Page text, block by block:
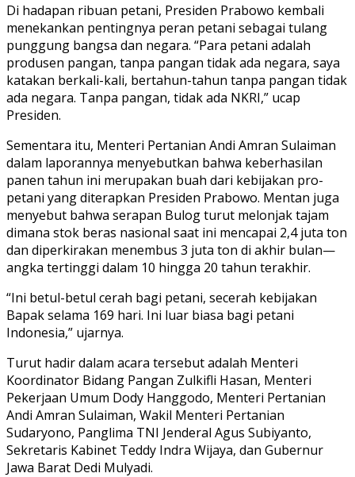
Di hadapan ribuan petani, Presiden Prabowo kembali
menekankan pentingnya peran petani sebagai tulang
punggung bangsa dan negara. “Para petani adalah
produsen pangan, tanpa pangan tidak ada negara, saya
katakan berkali-kali, bertahun-tahun tanpa pangan tidak
ada negara. Tanpa pangan, tidak ada NKRI,” ucap
Presiden.
Sementara itu, Menteri Pertanian Andi Amran Sulaiman
dalam laporannya menyebutkan bahwa keberhasilan
panen tahun ini merupakan buah dari kebijakan pro-
petani yang diterapkan Presiden Prabowo. Mentan juga
menyebut bahwa serapan Bulog turut melonjak tajam
dimana stok beras nasional saat ini mencapai 2,4 juta ton
dan diperkirakan menembus 3 juta ton di akhir bulan—
angka tertinggi dalam 10 hingga 20 tahun terakhir.
“Ini betul-betul cerah bagi petani, secerah kebijakan
Bapak selama 169 hari. Ini luar biasa bagi petani
Indonesia,” ujarnya.
Turut hadir dalam acara tersebut adalah Menteri
Koordinator Bidang Pangan Zulkifli Hasan, Menteri
Pekerjaan Umum Dody Hanggodo, Menteri Pertanian
Andi Amran Sulaiman, Wakil Menteri Pertanian
Sudaryono, Panglima TNI Jenderal Agus Subiyanto,
Sekretaris Kabinet Teddy Indra Wijaya, dan Gubernur
Jawa Barat Dedi Mulyadi.